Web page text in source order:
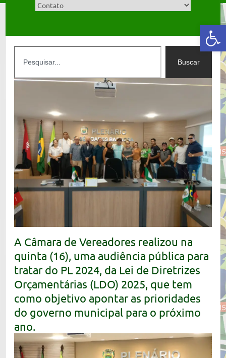
Abrir a barra de ferramentas
Buscar
A Câmara de Vereadores realizou na
quinta (16), uma audiência pública para
tratar do PL 2024, da Lei de Diretrizes
Orçamentárias (LDO) 2025, que tem
como objetivo apontar as prioridades
do governo municipal para o próximo
ano.